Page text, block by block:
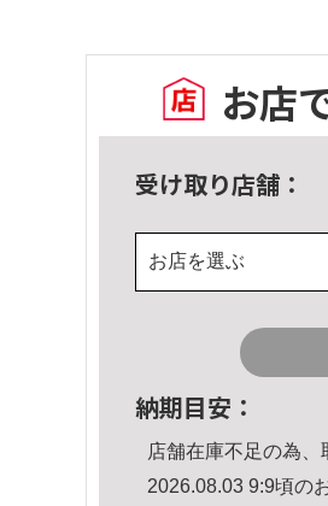
お店
受け取り店舗：
お店を選ぶ
納期目安：
店舗在庫不足の為、
2026.08.03 9:9頃の